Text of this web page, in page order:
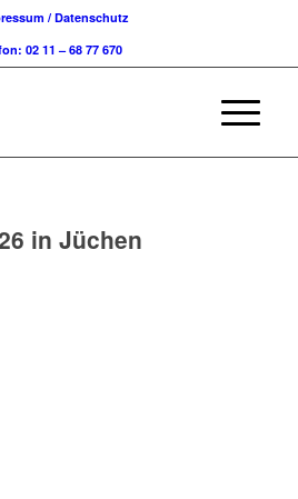
/ Datenschutz
02 11 – 68 77 670
in Jüchen